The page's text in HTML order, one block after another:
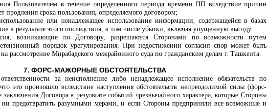
Пользователем в течение определенного периода времени ПП вследствие причин
продления срока пользования, определяемого договором;
или ненадлежащее использование информации, содержащейся в базах
в результате этого последствия, в том числе убытки, включая упущенную выгоду.
возникающие по Договору, разрешаются Сторонами по возможности путем
порядок урегулирования. При недостижении согласия спор может быть
рассмотрение Мирабадского межрайонного суда по гражданским делам г. Ташкента.
7. ФОРС-МАЖОРНЫЕ ОБСТОЯТЕЛЬСТВА
за неисполнение либо ненадлежащее исполнение обязательств по
это произошло вследствие наступления обстоятельств непреодолимой силы (форс-
Договора в результате событий чрезвычайного характера, которые Стороны
предотвратить разумными мерами, и если Стороны предприняли все возможные и